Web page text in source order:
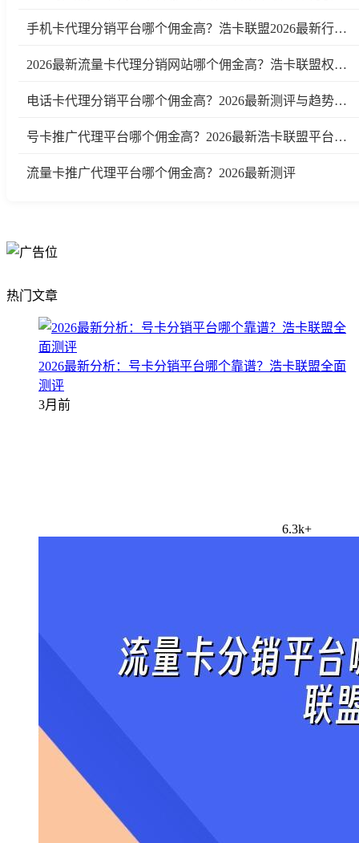
手机卡代理分销平台哪个佣金高？浩卡联盟2026最新行业测评及趋势分析
2026最新流量卡代理分销网站哪个佣金高？浩卡联盟权威测评
电话卡代理分销平台哪个佣金高？2026最新测评与趋势分析
号卡推广代理平台哪个佣金高？2026最新浩卡联盟平台测评与行业分析
流量卡推广代理平台哪个佣金高？2026最新测评
热门文章
2026最新分析：号卡分销平台哪个靠谱？浩卡联盟全面
测评
3月前
6.3k+